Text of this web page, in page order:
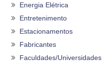
Energia Elétrica
Entretenimento
Estacionamentos
Fabricantes
Faculdades/Universidades